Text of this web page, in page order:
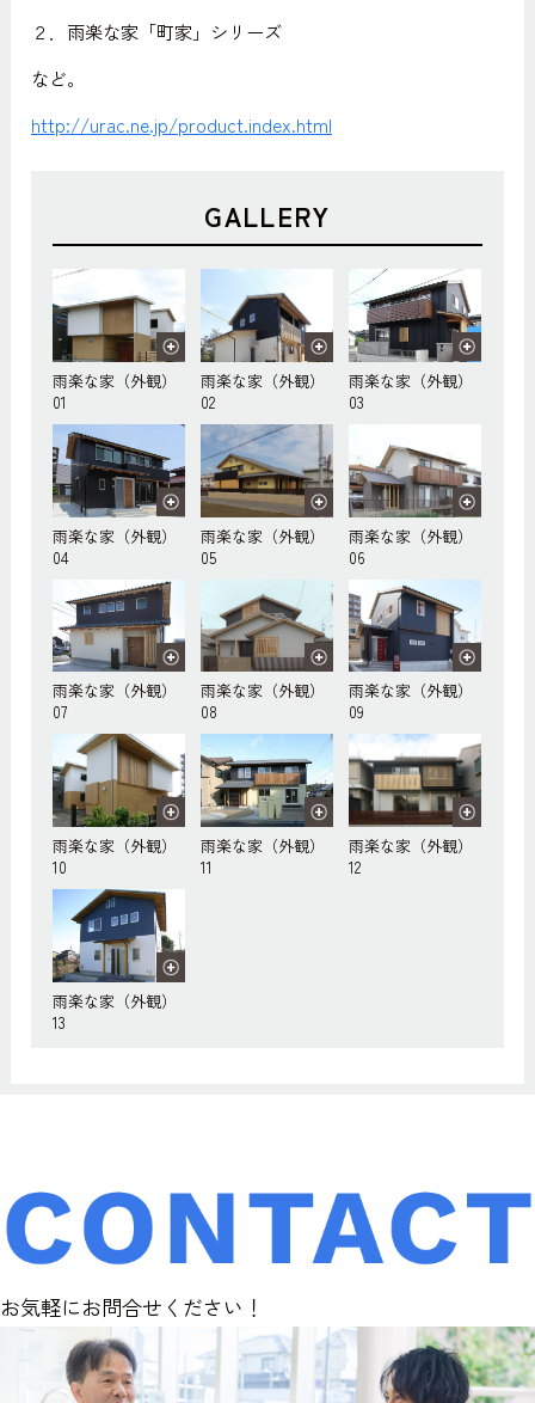
２．雨楽な家「町家」シリーズ
など。
http://urac.ne.jp/product.index.html
GALLERY
雨楽な家（外観）
01
雨楽な家（外観）
02
雨楽な家（外観）
03
雨楽な家（外観）
04
雨楽な家（外観）
05
雨楽な家（外観）
06
雨楽な家（外観）
07
雨楽な家（外観）
08
雨楽な家（外観）
09
雨楽な家（外観）
10
雨楽な家（外観）
11
雨楽な家（外観）
12
雨楽な家（外観）
13
お気軽にお問合せください！